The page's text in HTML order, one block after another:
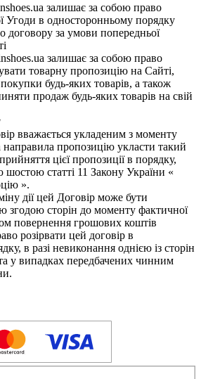
залишає за собою право
Угоди в односторонньому порядку
договору за умови попередньої
залишає за собою право
товарну пропозицію на Сайті,
будь-яких товарів, а також
продаж будь-яких товарів на свій
вважається укладеним з моменту
пропозицію укласти такий
цієї пропозиції в порядку,
статті 11 Закону України «
».
дії цей Договір може бути
згодою сторін до моменту фактичної
повернення грошових коштів
розірвати цей договір в
в разі невиконання однією із сторін
у випадках передбачених чинним